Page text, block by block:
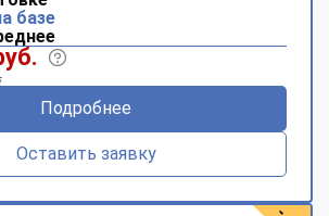
базе
Подробнее
Оставить заявку